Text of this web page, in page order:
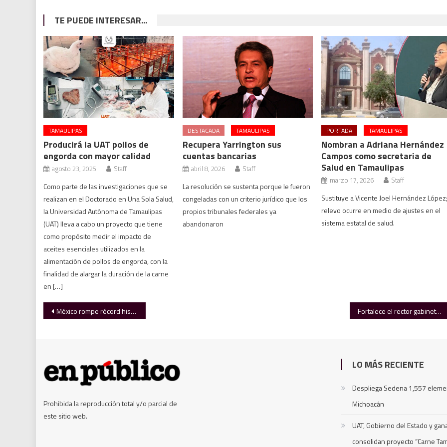
TE PUEDE INTERESAR...
TAMAULIPAS
Producirá la UAT pollos de
engorda con mayor calidad
agosto 23, 2025 Staff
Como parte de las investigaciones que se
realizan en el Doctorado en Una Sola Salud,
la Universidad Autónoma de Tamaulipas
(UAT) lleva a cabo un proyecto que tiene
como propósito medir el impacto de
aceites esenciales utilizados en la
alimentación de pollos de engorda, con la
finalidad de alargar la duración de la carne
en […]
DESTACADA TAMAULIPAS
Recupera Yarrington sus
cuentas bancarias
abril 8, 2026 Staff
La resolución se sustenta porque le fueron
congeladas con un criterio jurídico que los
propios tribunales federales ya
abandonaron
PORTADA TAMAULIPAS
Nombran a Adriana Hernández
Campos como secretaria de
Salud en Tamaulipas
marzo 17, 2026 Staff
Sustituye a Vicente Joel Hernández
relevo ocurre en medio de ajustes en el
sistema estatal de salud.
Navegación
México rompe récord histórico en turismo internacional en enero de 2026 Fortalece el rector gabinete de la UAT
Prohibida la reproducción total y/o parcial de
este sitio web.
LO MÁS RECIENTE
Despliega Sedena 1,557
Michoacán
UAT, Gobierno del Estado y
consolidan proyecto “Carne